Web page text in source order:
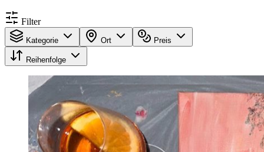
Filter
Kategorie Ort Preis
Reihenfolge